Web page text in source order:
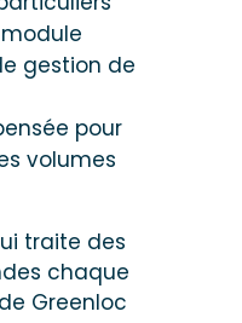
gestion de
pour
volumes
traite des
chaque
Greenloc